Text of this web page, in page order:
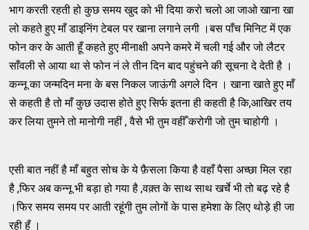
भाग करती रहती हो कुछ समय खुद को भी दिया करो चलो आ जाओ खाना खा
लो कहते हुए माँ डाइनिंग टेबल पर खाना लगाने लगी ।बस पाँच मिनिट में एक
फोन कर के आती हूँ कहते हुए मीनाक्षी अपने कमरे में चली गई और जो लैटर
साँवली से आया था से फोन नं ले तीन दिन बाद पहुंचने की सूचना दे देती है ।
कन्नू का जन्मदिन मना के बस निकल जाऊंगी अगले दिन । खाना खाते हुए माँ
से कहती है तो माँ कुछ उदास होते हुए सिर्फ इतना ही कहती है कि,आखिर तय
कर लिया तुमने तो मानोगी नहीं , वैसे भी तुम वहीँ करोगी जो तुम चाहोगी ।
एसी बात नहीं है माँ बहुत सोच के ये फ़ैसला किया है वहाँ पैसा अच्छा मिल रहा
है ,फिर अब कन्नू भी बड़ा हो गया है ,वक़्त के साथ साथ खर्चे भी तो बढ़ रहे है
।फिर समय समय पर आती रहूंगी तुम लोगों के पास हमेशा के लिए थोड़े ही जा
रही हूँ ।